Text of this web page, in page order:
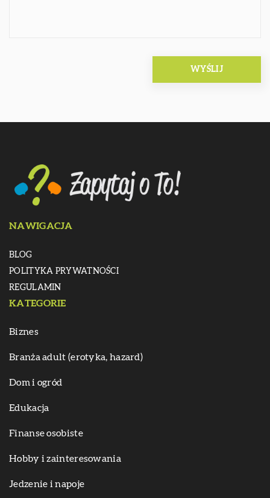
NAWIGACJA
BLOG
POLITYKA PRYWATNOŚCI
REGULAMIN
KATEGORIE
Biznes
Branża adult (erotyka, hazard)
Dom i ogród
Edukacja
Finanse osobiste
Hobby i zainteresowania
Jedzenie i napoje